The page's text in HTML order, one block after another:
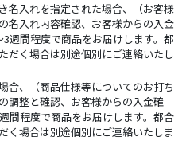
名入れを指定された場合、（お客様
名入れ内容確認、お客様からの入金
週間程度で商品をお届けします。都
だく場合は別途個別にご連絡いたし
合、（商品仕様等についてのお打ち
調整と確認、お客様からの入金確
間程度で商品をお届けします。都合
く場合は別途個別にご連絡いたしま